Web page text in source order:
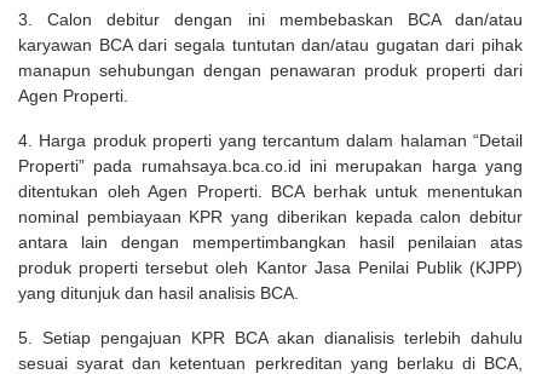
3. Calon debitur dengan ini membebaskan BCA dan/atau
karyawan BCA dari segala tuntutan dan/atau gugatan dari pihak
manapun sehubungan dengan penawaran produk properti dari
Agen Properti.
4. Harga produk properti yang tercantum dalam halaman “Detail
Properti” pada rumahsaya.bca.co.id ini merupakan harga yang
ditentukan oleh Agen Properti. BCA berhak untuk menentukan
nominal pembiayaan KPR yang diberikan kepada calon debitur
antara lain dengan mempertimbangkan hasil penilaian atas
produk properti tersebut oleh Kantor Jasa Penilai Publik (KJPP)
yang ditunjuk dan hasil analisis BCA.
5. Setiap pengajuan KPR BCA akan dianalisis terlebih dahulu
sesuai syarat dan ketentuan perkreditan yang berlaku di BCA,